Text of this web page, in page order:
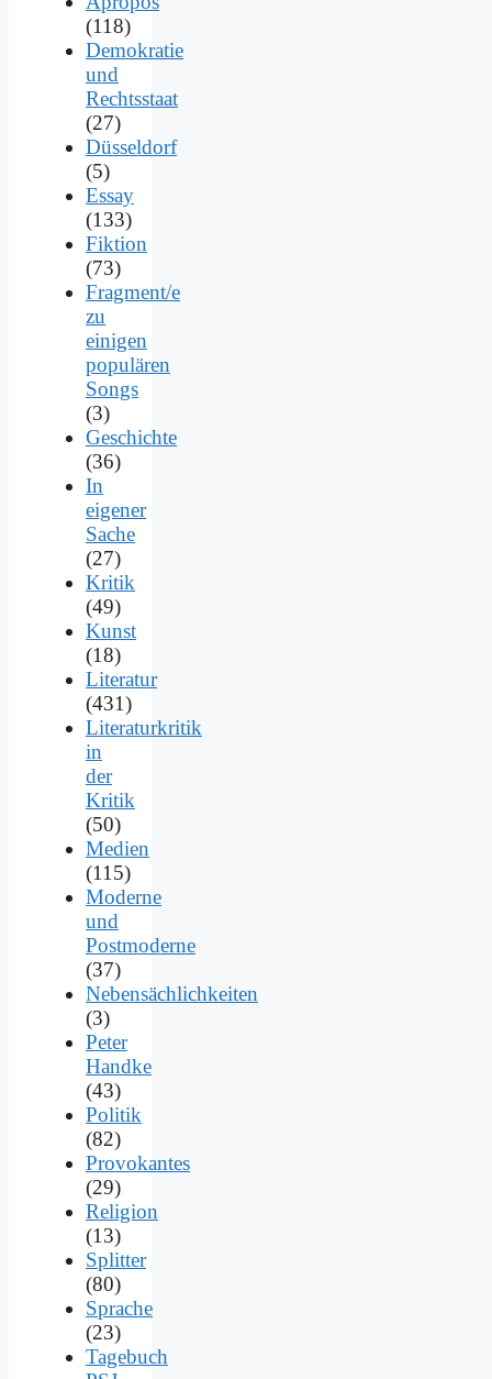
(118)
Demokratie
und
Rechtsstaat
(27)
Düsseldorf
(5)
Essay
(133)
Fiktion
(73)
Fragment/e
zu
einigen
populären
Songs
(3)
Geschichte
(36)
In
eigener
Sache
(27)
Kritik
(49)
Kunst
(18)
Literatur
(431)
Literaturkritik
in
der
Kritik
(50)
Medien
(115)
Moderne
und
Postmoderne
(37)
Nebensächlichkeiten
(3)
Peter
Handke
(43)
Politik
(82)
Provokantes
(29)
Religion
(13)
Splitter
(80)
Sprache
(23)
Tagebuch